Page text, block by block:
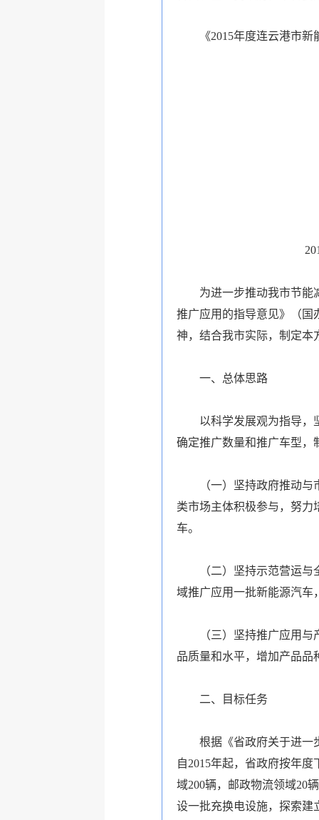
《2015年度连云港市新能
2015年度连云港
为进一步推动我市节能减
推广应用的指导意见》（国
神，结合我市实际，制定本
一、总体思路
以科学发展观为指导，坚
确定推广数量和推广车型，
（一）坚持政府推动与市
类市场主体积极参与，努力
车。
（二）坚持示范营运与全
域推广应用一批新能源汽车
（三）坚持推广应用与产
品质量和水平，增加产品品
二、目标任务
根据《省政府关于进一步
自2015年起，省政府按年
域200辆，邮政物流领域20
设一批充换电设施，探索建